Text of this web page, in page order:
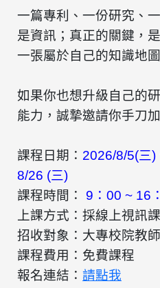
一篇專利、一份研究、
是資訊；真正的關鍵，
一張屬於自己的知識地圖
如果你也想升級自己的
能力，誠摯邀請你手刀
課程日期： 2026/8/5(三)
8/26 (三)
課程時間：
9：00 ~ 16
上課方式：採線上視訊
招收對象：大專校院教
課程費用：免費課程
報名連結： 請點我